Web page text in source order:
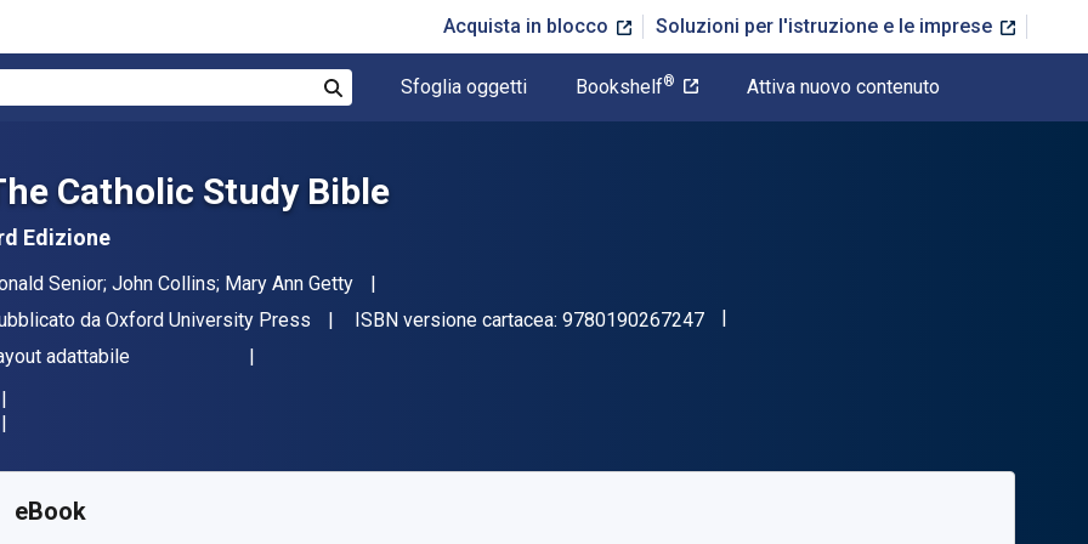
Acquista in blocco Soluzioni per l'istruzione e le imprese
Sfoglia oggetti Bookshelf® Attiva nuovo contenuto
Catholic Study Bible
Edizione
Senior; John Collins; Mary Ann Getty
da Oxford University Press ISBN versione cartacea: 9780190267247"ISBN-13 9780190267247"
adattabile
eBook